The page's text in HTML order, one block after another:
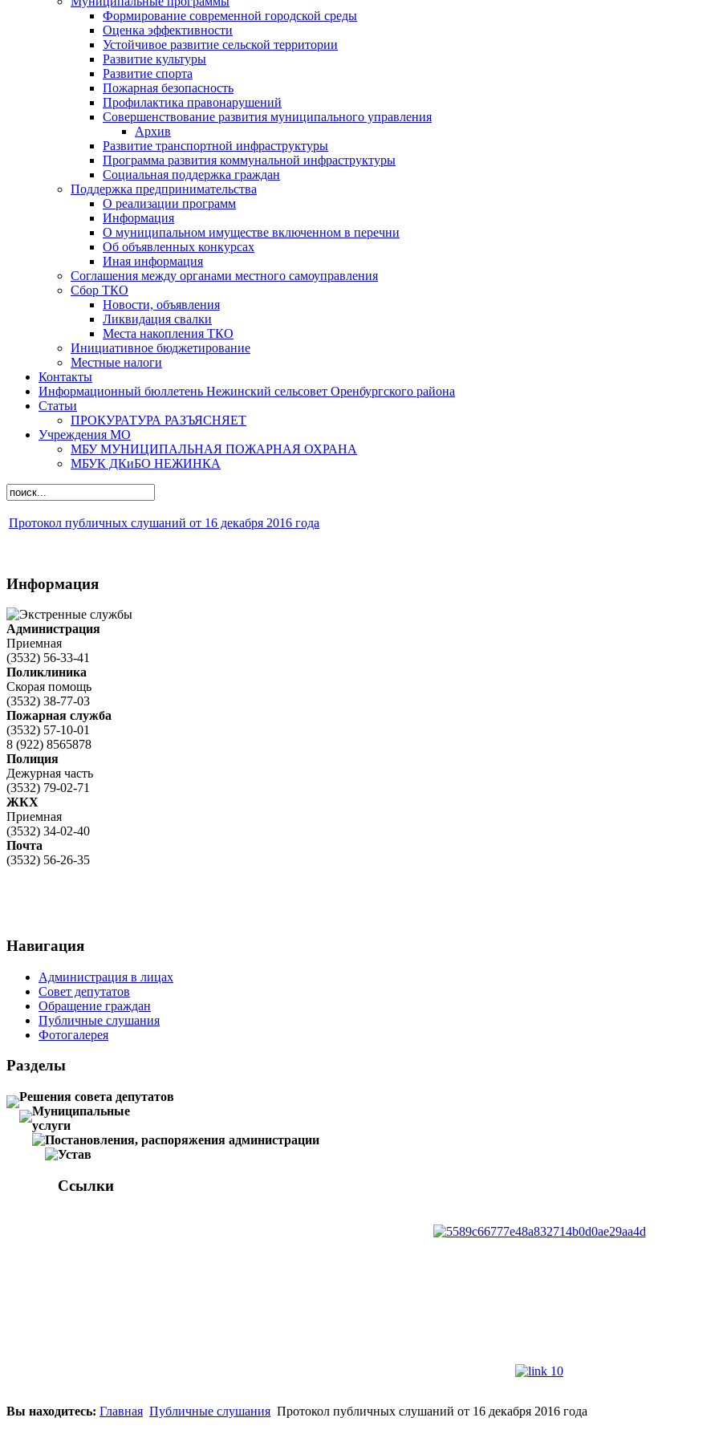
Формирование современной городской среды
Оценка эффективности
Устойчивое развитие сельской территории
Развитие культуры
Развитие спорта
Пожарная безопасность
Профилактика правонарушений
Совершенствование развития муниципального управления
Архив
Развитие транспортной инфраструктуры
Программа развития коммунальной инфраструктуры
Социальная поддержка граждан
Поддержка предпринимательства
О реализации программ
Информация
О муниципальном имуществе включенном в перечни
Об объявленных конкурсах
Иная информация
Соглашения между органами местного самоуправления
Сбор ТКО
Новости, объявления
Ликвидация свалки
Места накопления ТКО
Инициативное бюджетирование
Местные налоги
Контакты
Информационный бюллетень Нежинский сельсовет Оренбургского района
Статьи
ПРОКУРАТУРА РАЗЪЯСНЯЕТ
Учреждения МО
МБУ МУНИЦИПАЛЬНАЯ ПОЖАРНАЯ ОХРАНА
МБУК ДКиБО НЕЖИНКА
Протокол публичных слушаний от 16 декабря 2016 года
Информация
Администрация
Приемная
(3532) 56-33-41
Поликлиника
Скорая помощь
(3532) 38-77-03
Пожарная служба
(3532) 57-10-01
8 (922) 8565878
Полиция
Дежурная часть
(3532) 79-02-71
ЖКХ
Приемная
(3532) 34-02-40
Почта
(3532) 56-26-35
Навигация
Администрация в лицах
Совет депутатов
Обращение граждан
Публичные слушания
Фотогалерея
Разделы
Решения совета депутатов
Муниципальные
услуги
Постановления, распоряжения администрации
Устав
Ссылки
Вы находитесь: Главная Публичные слушания Протокол публичных слушаний от 16 декабря 2016 года